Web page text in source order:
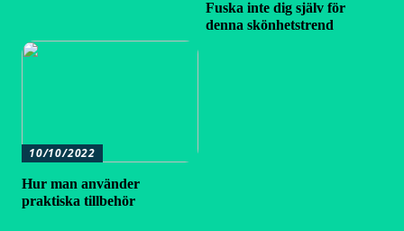
Fuska inte dig själv för
denna skönhetstrend
10/10/2022
Hur man använder
praktiska tillbehör